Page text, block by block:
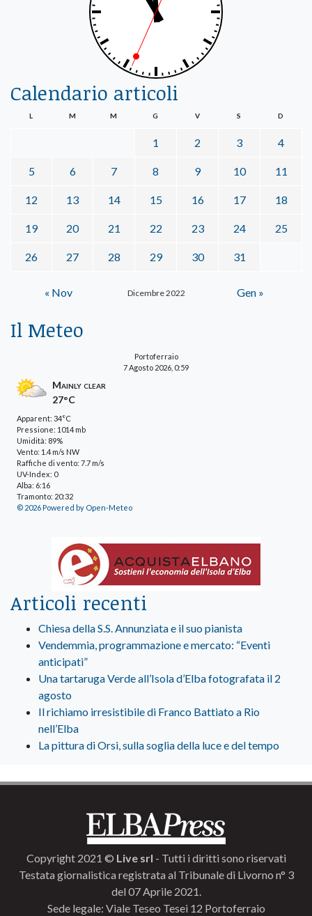
Calendario articoli
Dicembre 2022
L M M G V S D
1 2 3 4
5 6 7 8 9 10 11
12 13 14 15 16 17 18
19 20 21 22 23 24 25
26 27 28 29 30 31
« Nov Gen »
Il Meteo
Portoferraio
7 Agosto 2026, 0:59
Mainly clear
27°C
Apparent: 34°C
Pressione: 1014 mb
Umidità: 89%
Vento: 1.4 m/s NW
Raffiche di vento: 7.7 m/s
UV-Index: 0
Alba: 6:16
Tramonto: 20:32
© 2026 Powered by Open-Meteo
Articoli recenti
Chiesa della S.S. Annunziata e il suo pianista
Vendemmia, programmazione e mercato: “Eventi
anticipati”
Una tartaruga Verde all’Isola d’Elba fotografata il 2
agosto
Il richiamo irresistibile di Franco Battiato a Rio
nell’Elba
La pittura di Orsi, sulla soglia della luce e del tempo
Copyright 2021 © Live srl - Tutti i diritti sono riservati
Testata giornalistica registrata al Tribunale di Livorno n° 3
del 07 Aprile 2021.
Sede legale: Viale Teseo Tesei 12 Portoferraio